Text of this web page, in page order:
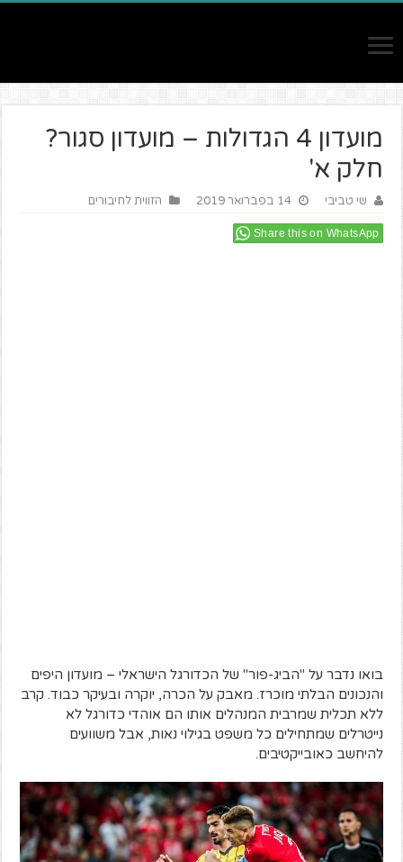
מועדון 4 הגדולות – מועדון סגור?
חלק א'
שי טביבי 14 בפברואר 2019 הזווית לחיבורים
Share this on WhatsApp
בואו נדבר על "הביג-פור" של הכדורגל הישראלי – מועדון היפים
והנכונים הבלתי מוכרז. מאבק על הכרה, יוקרה ובעיקר כבוד. קרב
ללא תכלית שמרבית המנהלים אותו הם אוהדי כדורגל לא
נייטרלים שמתחילים כל משפט בגילוי נאות, אבל משוועים
להיחשב כאובייקטיבים.